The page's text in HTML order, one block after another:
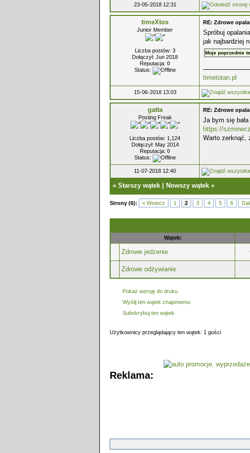
23-05-2018 12:31
timeXtos
Junior Member
Liczba postów: 3
Dołączył: Jun 2018
Reputacja: 0
Status:
RE: Zdrowe
Spróbuj
jak najbardziej
Moje poprzednie
timetotan.pl
15-06-2018 13:03
gatta
Posting Freak
Liczba postów: 1,124
Dołączył: May 2014
Reputacja: 0
Status:
RE: Zdrowe
Ja bym się
https://
Warto zerknąć,
11-07-2018 12:40
« Starszy wątek | Nowszy wątek »
Strony (6): « Wstecz 1 2 3 4 5 6
Wątek:
Zdrowe jedzenie
Zdrowe odżywianie
Pokaż wersję do druku
Wyślij ten wątek znajomemu
Subskrybuj ten wątek
Użytkownicy przeglądający ten wątek: 1 gości
Reklama: